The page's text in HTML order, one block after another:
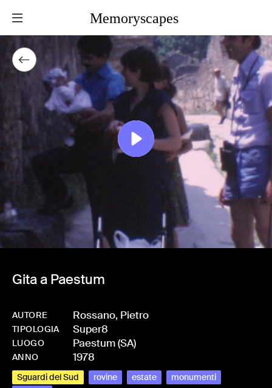
Memoryscapes
Gita a Paestum
AUTORE Rossano, Pietro
TIPOLOGIA Super8
LUOGO Paestum (SA)
ANNO 1978
Sguardi del Sud rovine estate
monumenti